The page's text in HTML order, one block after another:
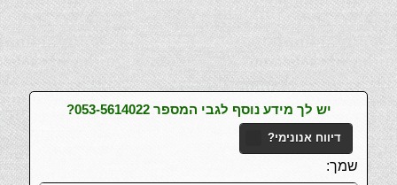
יש לך מידע נוסף לגבי המספר 053-5614022?
דיווח אנונימי?
שמך: